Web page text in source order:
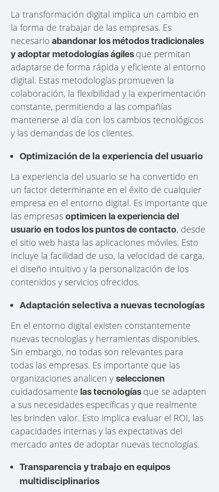
La transformación digital implica un cambio en
la forma de trabajar de las empresas. Es
necesario abandonar los métodos tradicionales
y adoptar metodologías ágiles que permitan
adaptarse de forma rápida y eficiente al entorno
digital. Estas metodologías promueven la
colaboración, la flexibilidad y la experimentación
constante, permitiendo a las compañías
mantenerse al día con los cambios tecnológicos
y las demandas de los clientes.
Optimización de la experiencia del usuario
La experiencia del usuario se ha convertido en
un factor determinante en el éxito de cualquier
empresa en el entorno digital. Es importante que
las empresasoptimicen la experiencia del
usuario en todos los puntos de contacto, desde
el sitio web hasta las aplicaciones móviles. Esto
incluye la facilidad de uso, la velocidad de carga,
el diseño intuitivo y la personalización de los
contenidos y servicios ofrecidos.
Adaptación selectiva a nuevas tecnologías
En el entorno digital existen constantemente
nuevas tecnologías y herramientas disponibles.
Sin embargo, no todas son relevantes para
todas las empresas. Es importante que las
organizaciones analicen yseleccionen
cuidadosamente las tecnologías que se adapten
a sus necesidades específicas y que realmente
les brinden valor. Esto implica evaluar el ROI, las
capacidades internas y las expectativas del
mercado antes de adoptar nuevas tecnologías.
Transparencia y trabajo en equipos
multidisciplinarios